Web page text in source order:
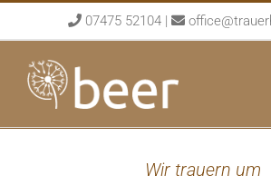
to
content
07475 52104 |
Wir trauern um